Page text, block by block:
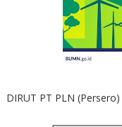
DIRUT PT PLN (Persero)